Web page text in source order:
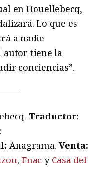
en Houellebecq,
Lo que es
a nadie
autor tiene la
conciencias”.
Traductor:
Anagrama. Venta:
, Fnac y Casa del